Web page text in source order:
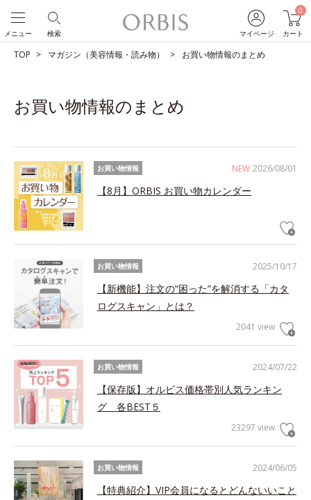
マイページ
0
カート
検索
メニュー
TOP マガジン（美容情報・読み物） お買い物情報のまとめ
お買い物情報のまとめ
NEW 2026/08/01
お買い物情報
【8月】ORBIS お買い物カレンダー
2025/10/17
お買い物情報
【新機能】注文の“困った”を解消する「カタ
ログスキャン」とは？
2041 view
2024/07/22
お買い物情報
【保存版】オルビス価格帯別人気ランキン
グ 各BEST５
23297 view
2024/06/05
お買い物情報
【特典紹介】VIP会員になるとどんないいこと